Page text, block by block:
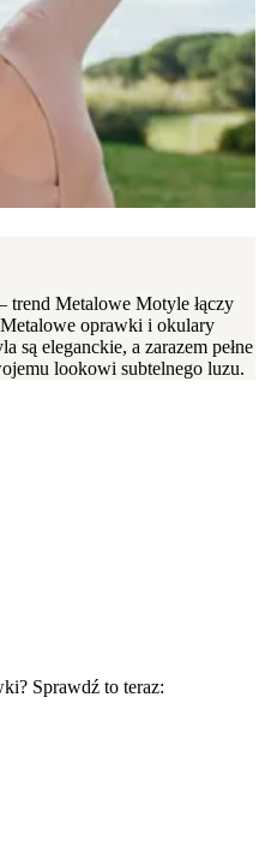
trend Metalowe Motyle łączy
oprawki i okulary
są eleganckie, a zarazem pełne
lookowi subtelnego luzu.
Sprawdź to teraz: